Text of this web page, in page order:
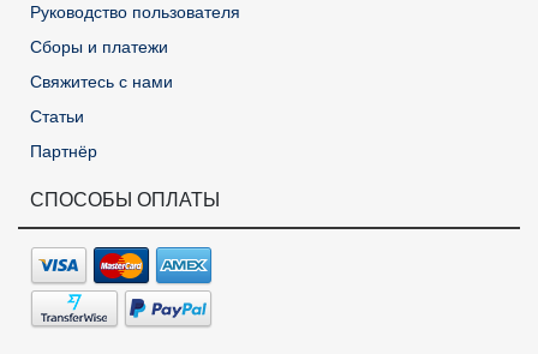
Руководство пользователя
Сборы и платежи
Свяжитесь с нами
Статьи
Партнёр
СПОСОБЫ ОПЛАТЫ